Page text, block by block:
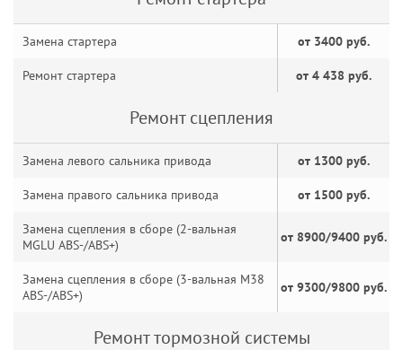
Замена стартера от 3400 руб.
Ремонт стартера от 4 438 руб.
Ремонт сцепления
Замена левого сальника привода от 1300 руб.
Замена правого сальника привода от 1500 руб.
Замена сцепления в сборе (2-вальная
MGLU ABS-/ABS+)
от 8900/9400 руб.
Замена сцепления в сборе (3-вальная M38
ABS-/ABS+)
от 9300/9800 руб.
Ремонт тормозной системы